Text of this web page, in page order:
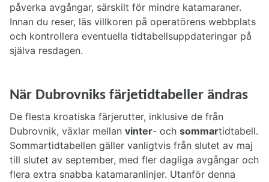
påverka avgångar, särskilt för mindre katamaraner.
Innan du reser, läs villkoren på operatörens webbplats
och kontrollera eventuella tidtabellsuppdateringar på
själva resdagen.
När Dubrovniks färjetidtabeller ändras
De flesta kroatiska färjerutter, inklusive de från
Dubrovnik, växlar mellan vinter- och sommartidtabell.
Sommartidtabellen gäller vanligtvis från slutet av maj
till slutet av september, med fler dagliga avgångar och
flera extra snabba katamaranlinjer. Utanför denna